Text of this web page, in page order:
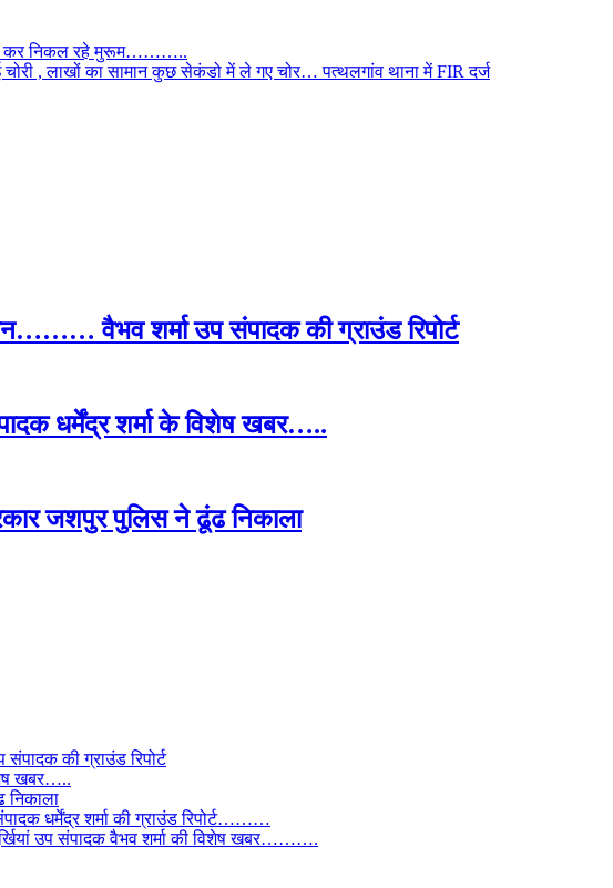
कर निकल रहे मुरूम………..
, लाखों का सामान कुछ सेकंडो में ले गए चोर… पत्थलगांव थाना में FIR दर्ज
वैभव शर्मा उप संपादक की ग्राउंड रिपोर्ट
धर्मेंद्र शर्मा के विशेष खबर…..
जशपुर पुलिस ने ढूंढ निकाला
की ग्राउंड रिपोर्ट
खबर…..
धर्मेंद्र शर्मा की ग्राउंड रिपोर्ट………
उप संपादक वैभव शर्मा की विशेष खबर……….